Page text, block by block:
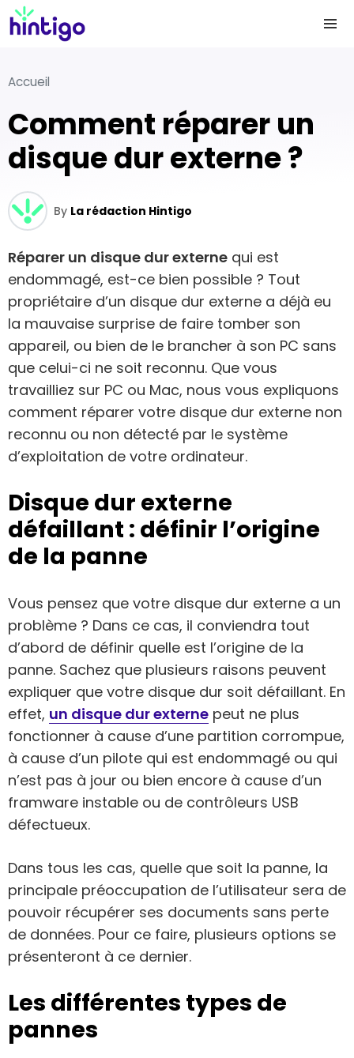
Accueil
Comment réparer un
disque dur externe ?
By La rédaction Hintigo
Réparer un disque dur externe qui est
endommagé, est-ce bien possible ? Tout
propriétaire d’un disque dur externe a déjà eu
la mauvaise surprise de faire tomber son
appareil, ou bien de le brancher à son PC sans
que celui-ci ne soit reconnu. Que vous
travailliez sur PC ou Mac, nous vous expliquons
comment réparer votre disque dur externe non
reconnu ou non détecté par le système
d’exploitation de votre ordinateur.
Disque dur externe
défaillant : définir l’origine
de la panne
Vous pensez que votre disque dur externe a un
problème ? Dans ce cas, il conviendra tout
d’abord de définir quelle est l’origine de la
panne. Sachez que plusieurs raisons peuvent
expliquer que votre disque dur soit défaillant. En
effet, un disque dur externe peut ne plus
fonctionner à cause d’une partition corrompue,
à cause d’un pilote qui est endommagé ou qui
n’est pas à jour ou bien encore à cause d’un
framware instable ou de contrôleurs USB
défectueux.
Dans tous les cas, quelle que soit la panne, la
principale préoccupation de l’utilisateur sera de
pouvoir récupérer ses documents sans perte
de données. Pour ce faire, plusieurs options se
présenteront à ce dernier.
Les différentes types de
pannes